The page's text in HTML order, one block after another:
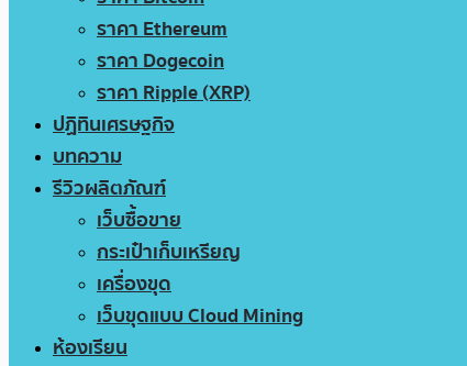
ราคา Ethereum
ราคา Dogecoin
ราคา Ripple (XRP)
ปฏิทินเศรษฐกิจ
บทความ
รีวิวผลิตภัณฑ์
เว็บซื้อขาย
กระเป๋าเก็บเหรียญ
เครื่องขุด
เว็บขุดแบบ Cloud Mining
ห้องเรียน